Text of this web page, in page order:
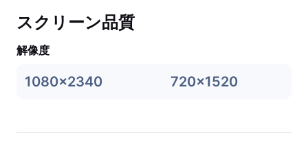
スクリーン品質
解像度
1080x2340 720x1520